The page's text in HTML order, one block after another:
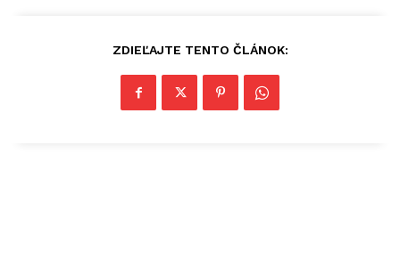
ZDIEĽAJTE TENTO ČLÁNOK: